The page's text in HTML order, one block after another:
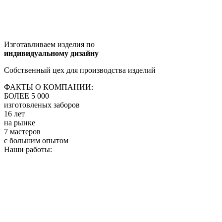
Изготавливаем изделия по
индивидуальному дизайну
Собственный цех для производства изделий
ФАКТЫ О КОМПАНИИ:
БОЛЕЕ 5 000
изготовленых заборов
16 лет
на рынке
7 мастеров
с большим опытом
Наши работы: